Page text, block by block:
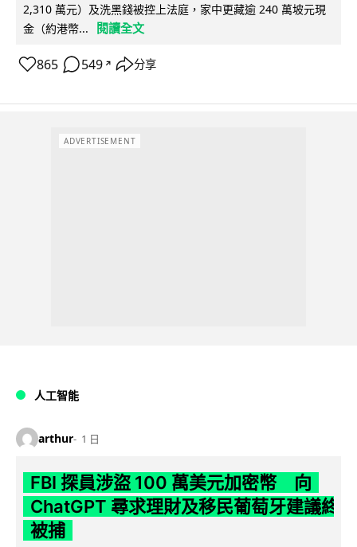
2,310 萬元）及洗黑錢被控上法庭，家中更藏逾 240 萬坡元現
金（約港幣...
閱讀全文
865 549 ↗ 分享
ADVERTISEMENT
人工智能
arthur 1 日
FBI 探員涉盜 100 萬美元加密幣 向
ChatGPT 尋求理財及移民葡萄牙建議終
被捕